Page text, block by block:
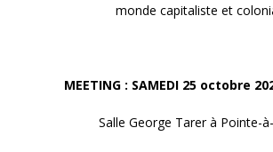
monde capitaliste et
MEETING : SAMEDI 25 octobre
Salle George Tarer à Pointe-